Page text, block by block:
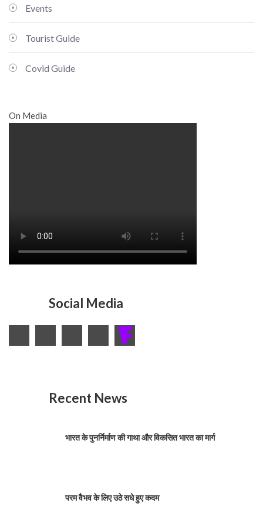
Events
Tourist Guide
Covid Guide
On Media
Social Media
Recent News
भारत के पुनर्निर्माण की गाथा और विकसित भारत का मार्ग
परम वैभव के लिए उठे सधे हुए कदम